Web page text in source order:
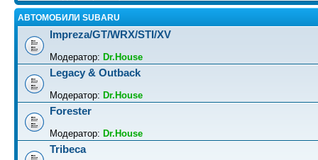
АВТОМОБИЛИ SUBARU
Impreza/GT/WRX/STI/XV
Модератор: Dr.House
Legacy & Outback
Модератор: Dr.House
Forester
Модератор: Dr.House
Tribeca